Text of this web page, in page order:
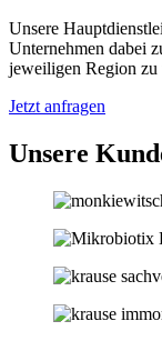
Unsere
Unternehmen dabei
jeweiligen Region zu
Jetzt anfragen
Unsere